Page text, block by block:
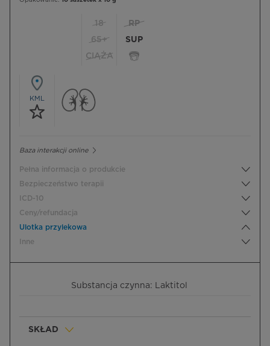
18
65+
CIĄŻA
RP
SUP
KML
Baza interakcji online
Pełna informacja o produkcie
Bezpieczeństwo terapii
ICD-10
Ceny/refundacja
Ulotka przylekowa
Inne
Substancja czynna: Laktitol
SKŁAD